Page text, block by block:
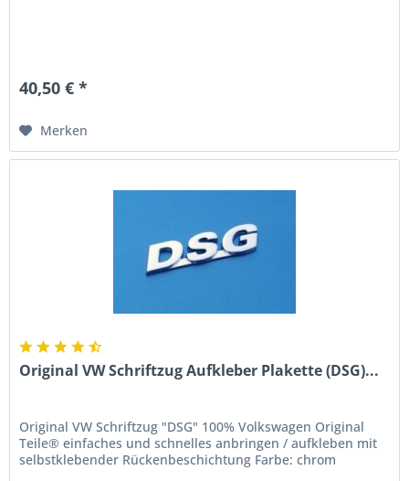
40,50 € *
Merken
Original VW Schriftzug Aufkleber Plakette (DSG)...
Original VW Schriftzug "DSG" 100% Volkswagen Original
Teile® einfaches und schnelles anbringen / aufkleben mit
selbstklebender Rückenbeschichtung Farbe: chrom